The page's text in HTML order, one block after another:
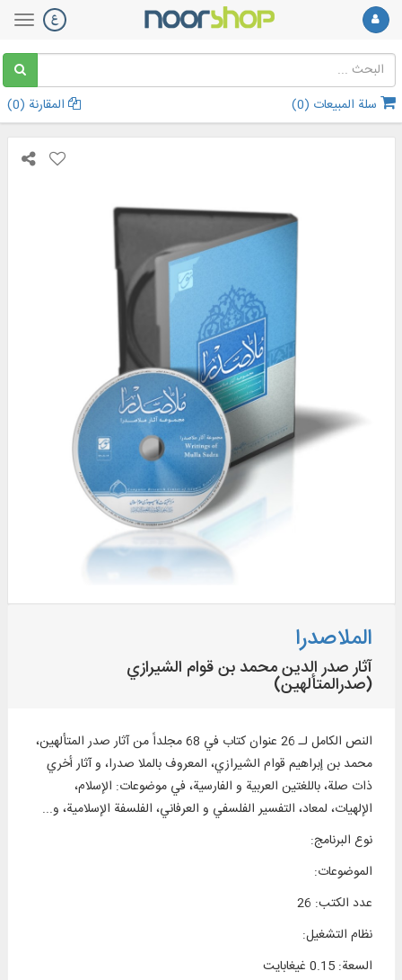
سلة المبيعات (0
) المقارنة (0
)
الملاصدرا
آثار صدر الدين محمد بن قوام الشيرازي
(صدرالمتألهين)
النص الكامل لـ 26 عنوان كتاب في 68 مجلداً من آثار صدر المتألهين،
محمد ‌‌بن ‌‌إبراهيم قوام الشيرازي، المعروف بالملا صدرا، و آثار أخري
ذات صلة، باللغتين العربية و الفارسية، في موضوعات: الإسلام،
الإلهيات، لمعاد، التفسير الفلسفي و العرفاني، الفلسفة الإسلامية، و...
نوع البرنامج:
الموضوعات:
عدد الكتب:
26
نظام التشغیل:
السعة:0.15 غيغابايت